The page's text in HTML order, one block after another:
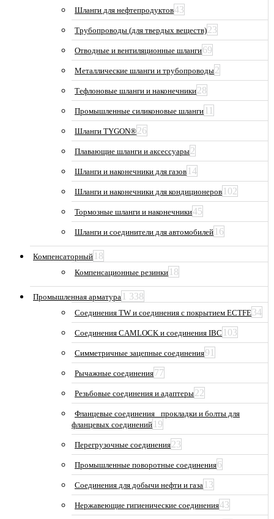
Шланги для нефтепродуктов43
Трубопроводы (для твердых веществ)23
Отводные и вентиляционные шланги69
Металлические шланги и трубопроводы2
Тефлоновые шланги и наконечники28
Промышленные силиконовые шланги 11
Шланги TYGON®26
Плавающие шланги и аксессуары2
Шланги и наконечники для газов 14
Шланги и наконечники для кондиционеров 102
Тормозные шланги и наконечники45
Шланги и соединители для автомобилей 16
Компенсаторный 18
Компенсационные резинки 18
Промышленная арматура 1 338
Соединения TW и соединения с покрытием ECTFE34
Соединения CAMLOCK и соединения IBC 103
Симметричные зацепные соединения91
Рычажные соединения77
Резьбовые соединения и адаптеры22
Фланцевые соединения_ прокладки и болты для
фланцевых соединений 19
Перегрузочные соединения23
Промышленные поворотные соединения6
Соединения для добычи нефти и газа 13
Нержавеющие гигиенические соединения43